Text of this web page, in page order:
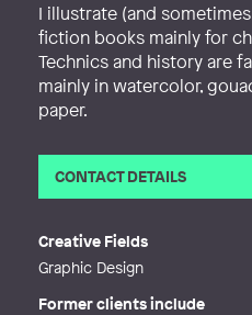
I illustrate (and
fiction books mainly for
Technics and history are
mainly in watercolor,
paper.
CONTACT DETAILS
Web http://
Creative Fields
Graphic Design
Former clients include